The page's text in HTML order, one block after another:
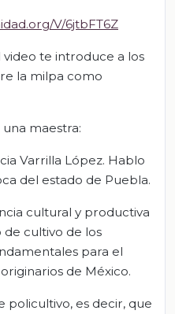
V/6jtbFT6Z
te introduce a los
la milpa como
maestra:
Varrilla López. Hablo
del estado de Puebla.
cultural y productiva
cultivo de los
para el
de México.
policultivo, es decir, que